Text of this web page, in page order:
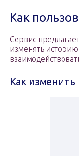
Как
Сервис
изменять
Как